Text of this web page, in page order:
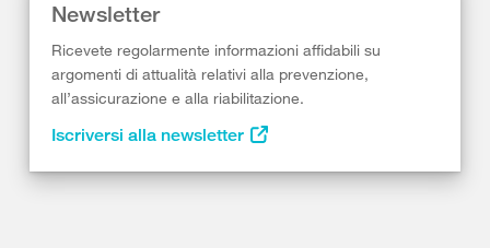
Newsletter
Ricevete regolarmente informazioni affidabili su
argomenti di attualità relativi alla prevenzione,
all’assicurazione e alla riabilitazione.
Iscriversi alla newsletter